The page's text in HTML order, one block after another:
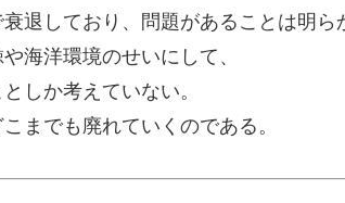
退しており、問題があることは明ら
海洋環境のせいにして、
しか考えていない。
までも廃れていくのである。